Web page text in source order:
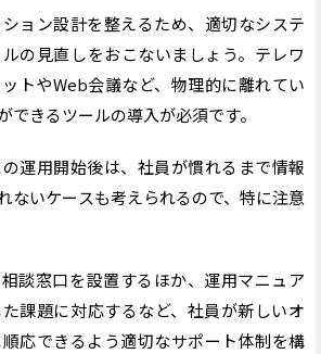
ョン設計を整えるため、適切なシステ
の見直しをおこないましょう。テレワ
トやWeb会議など、物理的に離れてい
できるツールの導入が必須です。
運用開始後は、社員が慣れるまで情報
ないケースも考えられるので、特に注意
談窓口を設置するほか、運用マニュア
課題に対応するなど、社員が新しいオ
応できるよう適切なサポート体制を構